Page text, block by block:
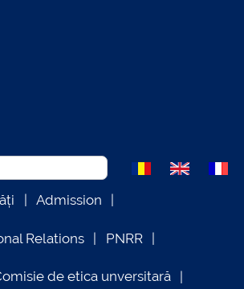
Admission
Relations PNRR
de etica unversitară